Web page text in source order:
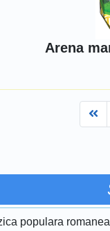
Arena
populara